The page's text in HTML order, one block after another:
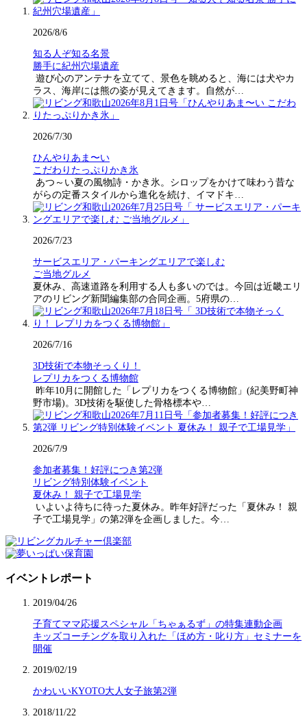
2026/8/6
知る人ぞ知る名景
勝手に紀州穴場遺産
遊び心のアンテナを立てて、景色を眺めると、海には犬やカ
ラス、海岸には熊の姿が見えてきます。自然が…
2026/7/30
ひんやりあま〜い
こだわりたっぷりかき氷
あつ～い夏の風物詩・かき氷。シロップをかけて味わう昔な
がらの定番スタイルから進化を続け、イマドキ…
2026/7/23
サービスエリア・パーキングエリアで楽しむ
ご当地グルメ
夏休み、高速道路を利用する人も多いのでは。今回は近畿エリ
アのリビング新聞編集部の合同企画。5府県の…
2026/7/16
3D技術で本物そっくり！
レプリカをつくる博物館
昨年10月に開館した「レプリカをつくる博物館」(紀美野町神
野市場)。3D技術を駆使した骨格標本や…
2026/7/9
参加者募集！好評につき第2弾
リビング特別体験イベント
夏休み！ 親子で工場見学
いよいよ待ちに待った夏休み。昨年好評だった「夏休み！ 親
子で工場見学」の第2弾を企画しました。今…
イベントレポート
2019/04/26
子育てママ応援スペシャル「ちゃぁるず」の特集連動企画
キッズコーチングを取り入れた「ほめ方・叱り方」セミナーを
開催
2019/02/19
かわいいKYOTO大人女子旅第2弾
2018/11/22